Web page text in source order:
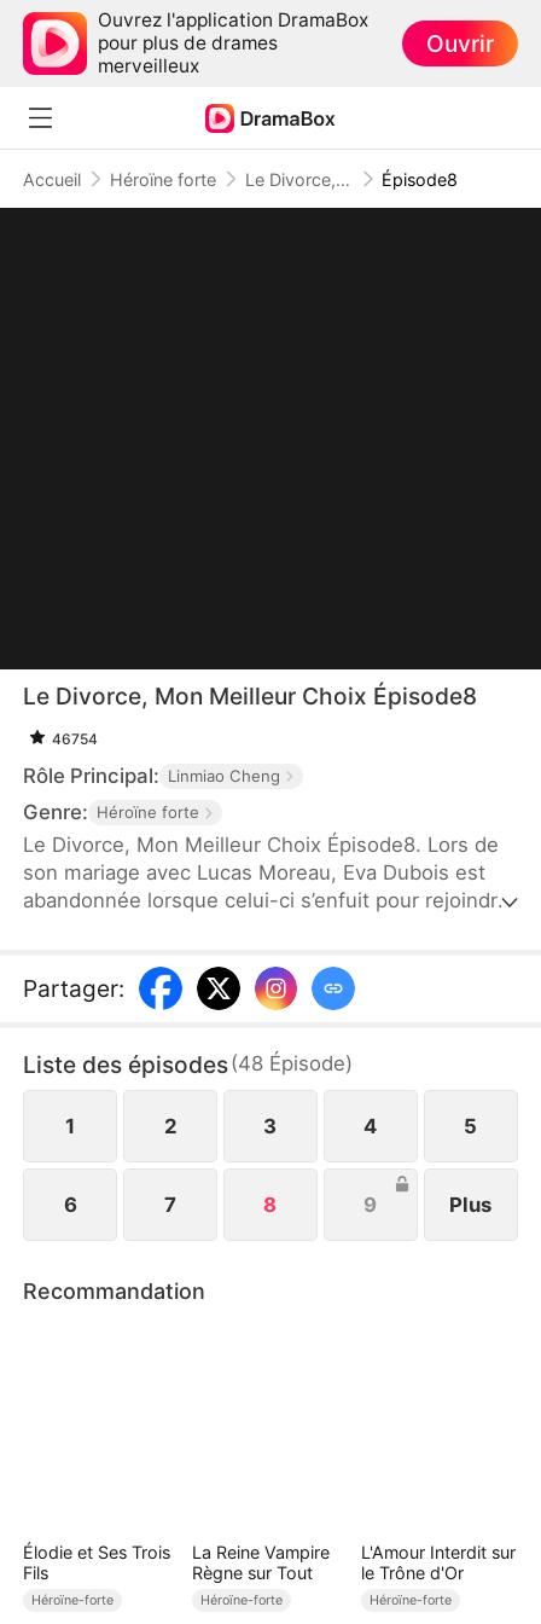
Ouvrez l'application DramaBox
pour plus de drames
merveilleux
Ouvrir
Accueil Héroïne forte Le Divorce, Mon Meilleur Choix Épisode8
Le Divorce, Mon Meilleur Choix Épisode8
46754
Rôle Principal: Linmiao Cheng
Genre: Héroïne forte
Le Divorce, Mon Meilleur Choix Épisode8. Lors de
son mariage avec Lucas Moreau, Eva Dubois est
abandonnée lorsque celui-ci s’enfuit pour rejoindre
Lucas. Lucas, rongé par les regrets, réalise trop
tard qu’il a perdu celle qui était à ses côtés, mais le
Partager:
Liste des épisodes(48 Épisode)
1 2 3 4 5
6 7 8 9 Plus
Recommandation
Élodie et Ses Trois
Fils
Héroïne-forte
La Reine Vampire
Règne sur Tout
Héroïne-forte
L'Amour Interdit sur
le Trône d'Or
Héroïne-forte